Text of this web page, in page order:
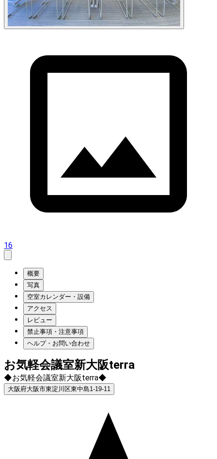
16
概要
写真
空室カレンダー・設備
アクセス
レビュー
禁止事項・注意事項
ヘルプ・お問い合わせ
お気軽会議室新大阪terra
◆お気軽会議室新大阪terra◆
大阪府大阪市東淀川区東中島1-19-11